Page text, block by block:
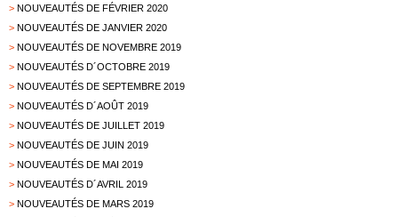
> NOUVEAUTÉS DE FÉVRIER 2020
> NOUVEAUTÉS DE JANVIER 2020
> NOUVEAUTÉS DE NOVEMBRE 2019
> NOUVEAUTÉS D´OCTOBRE 2019
> NOUVEAUTÉS DE SEPTEMBRE 2019
> NOUVEAUTÉS D´AOÛT 2019
> NOUVEAUTÉS DE JUILLET 2019
> NOUVEAUTÉS DE JUIN 2019
> NOUVEAUTÉS DE MAI 2019
> NOUVEAUTÉS D´AVRIL 2019
> NOUVEAUTÉS DE MARS 2019